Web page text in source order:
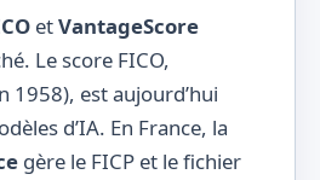
etVantageScore
Le score FICO,
1958), est aujourd’hui
d’IA. En France, la
gère le FICP et le fichier